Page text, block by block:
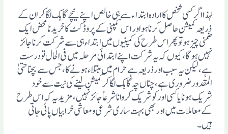
لہذا اگر کسی شخص کا ارادہ ابتداء سے ہی خالص اپنے نیچے گاہک لگا کر ان کے
ذریعہ کمیشن حاصل کرنا ہواور اس کمپنی کے پروڈکٹ کا خریدنا محض ایک
ضمنی چیز ہو تو پھر اس طرح کی کمپنیوں میں ابتداء ہی سے شرکت کرنا جائز
نہیں ہوگا، کیوں کہ یہ شرکت اپنے ابتدائی مرحلہ میں فی الحال تو درست
ہے، لیکن یہ سبب اورذریعہ ہے حرام میں مبتلاء ہونے کا، جس سے بچنا حتیٰ
المقدور ضروری ہے ،چناں چہ گاہک لگا کر کمیشن لینے کی نیت سے خود
شریک ہونا یا کسی اور کو شریک کروانا شرعاً جائز نہیں، مزید یہ کہ اس طرح
کے معاملات میں اور بھی بہت ساری شرعی ومعاشی خرابیاں پائی جاتی
ہیں۔